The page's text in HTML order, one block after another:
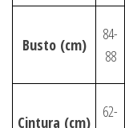
Busto (cm)
84-
88
Cintura (cm)
62-